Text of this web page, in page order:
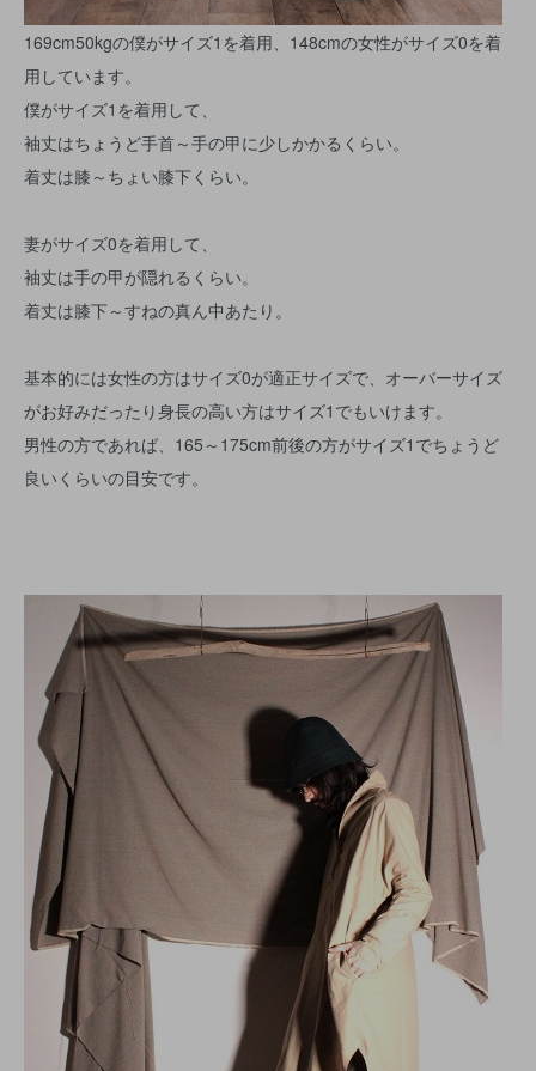
169cm50kgの僕がサイズ1を着用、148cmの女性がサイズ0を着
用しています。
僕がサイズ1を着用して、
袖丈はちょうど手首～手の甲に少しかかるくらい。
着丈は膝～ちょい膝下くらい。
妻がサイズ0を着用して、
袖丈は手の甲が隠れるくらい。
着丈は膝下～すねの真ん中あたり。
基本的には女性の方はサイズ0が適正サイズで、オーバーサイズ
がお好みだったり身長の高い方はサイズ1でもいけます。
男性の方であれば、165～175cm前後の方がサイズ1でちょうど
良いくらいの目安です。